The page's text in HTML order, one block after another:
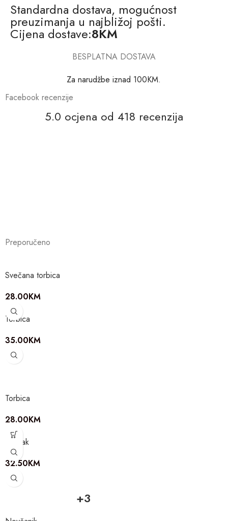
Standardna dostava, mogućnost
preuzimanja u najbližoj pošti.
Cijena dostave:8KM
BESPLATNA DOSTAVA
Za narudžbe iznad 100KM.
Facebook recenzije
5.0 ocjena od 418 recenzija
Preporučeno
Svečana torbica
28.00KM
Torbica
35.00KM
Torbica
28.00KM
Ruksak
32.50KM
+3